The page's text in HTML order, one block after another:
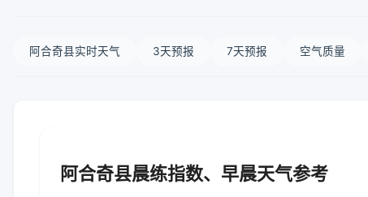
阿合奇县实时天气 3天预报 7天预报 空气质量
阿合奇县晨练指数、早晨天气参考